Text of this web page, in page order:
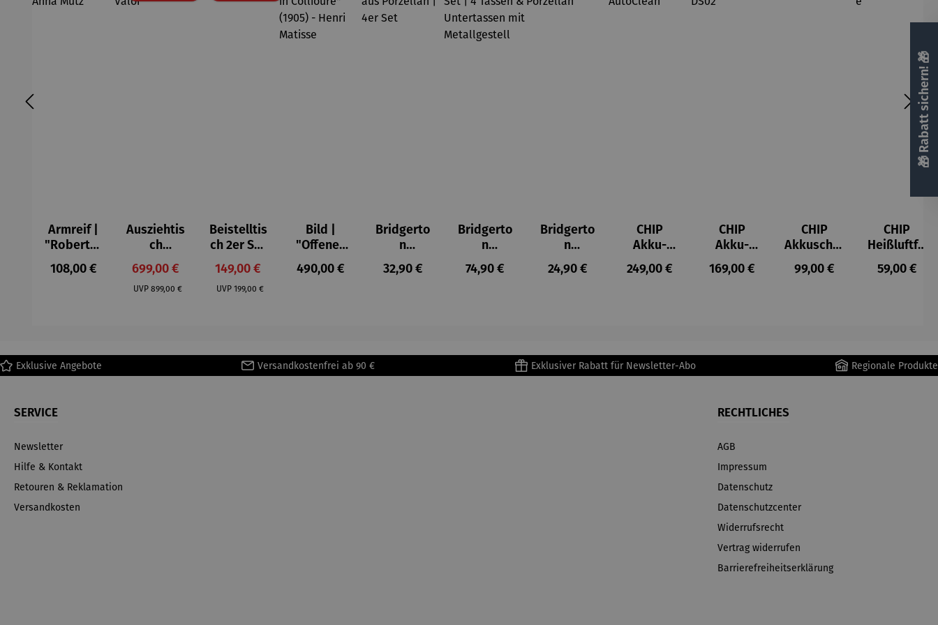
Armreif |
"Roberta"
– Anna
Mütz
Regulärer Preis:
108,00 €
Ausziehtis
ch
Aluminium
– Valor
Verkaufspreis:
699,00 €
UVP Regulärer Preis:
899,00 €
Beistelltis
ch 2er Set
– Dalias
Verkaufspreis:
149,00 €
UVP Regulärer Preis:
199,00 €
Bild |
"Offenes
Fenster in
Collioure"
Regulärer Preis:
490,00 €
Bridgerto
n
Espresso
becher
Regulärer Preis:
32,90 €
Bridgerto
n
Espressot
assen Set
Metallges
Regulärer Preis:
74,90 €
Bridgerto
n
Zuckerdo
se aus
Regulärer Preis:
24,90 €
CHIP
Akku-
Staubsau
ger
Regulärer Preis:
249,00 €
CHIP
Akku-
Staubsau
ger DS02
Regulärer Preis:
169,00 €
CHIP
Akkuschra
uber
Regulärer Preis:
99,00 €
CHIP
Heißluftfri
tteuse
Regulärer
59,00 €
Exklusive Angebote Versandkostenfrei ab 90 € Exklusiver Rabatt für Newsletter-Abo Regionale Produkte
SERVICE
Newsletter
Hilfe & Kontakt
Retouren & Reklamation
Versandkosten
RECHTLICHES
AGB
Impressum
Datenschutz
Datenschutzcenter
Widerrufsrecht
Vertrag widerrufen
Barrierefreiheitserklärung
🎁 Rabatt sichern! 🎁